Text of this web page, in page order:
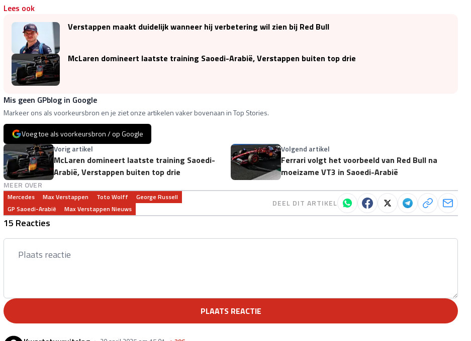
Lees ook
Verstappen maakt duidelijk wanneer hij verbetering wil zien bij Red Bull
McLaren domineert laatste training Saoedi-Arabië, Verstappen buiten top drie
Mis geen GPblog in Google
Markeer ons als voorkeursbron en je ziet onze artikelen vaker bovenaan in Top Stories.
Voeg toe als voorkeursbron / op Google
Vorig artikel
McLaren domineert laatste training Saoedi-
Arabië, Verstappen buiten top drie
Volgend artikel
Ferrari volgt het voorbeeld van Red Bull na
moeizame VT3 in Saoedi-Arabië
MEER OVER
Mercedes Max Verstappen Toto Wolff
George Russell
GP Saoedi-Arabië
Max Verstappen Nieuws
DEEL DIT ARTIKEL
15 Reacties
PLAATS REACTIE